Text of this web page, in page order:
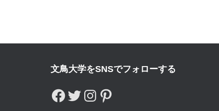
文鳥大学をSNSでフォローする